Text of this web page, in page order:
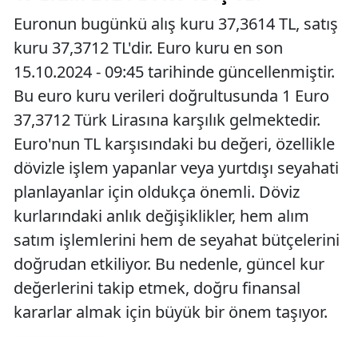
Euronun bugünkü alış kuru 37,3614 TL, satış
kuru 37,3712 TL'dir. Euro kuru en son
15.10.2024 - 09:45 tarihinde güncellenmiştir.
Bu euro kuru verileri doğrultusunda 1 Euro
37,3712 Türk Lirasına karşılık gelmektedir.
Euro'nun TL karşısındaki bu değeri, özellikle
dövizle işlem yapanlar veya yurtdışı seyahati
planlayanlar için oldukça önemli. Döviz
kurlarındaki anlık değişiklikler, hem alım
satım işlemlerini hem de seyahat bütçelerini
doğrudan etkiliyor. Bu nedenle, güncel kur
değerlerini takip etmek, doğru finansal
kararlar almak için büyük bir önem taşıyor.